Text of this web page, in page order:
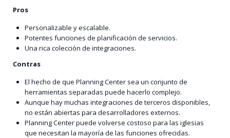
Pros
Personalizable y escalable.
Potentes funciones de planificación de servicios.
Una rica colección de integraciones.
Contras
El hecho de que Planning Center sea un conjunto de
herramientas separadas puede hacerlo complejo.
Aunque hay muchas integraciones de terceros disponibles,
no están abiertas para desarrolladores externos.
Planning Center puede volverse costoso para las iglesias
que necesitan la mayoría de las funciones ofrecidas.